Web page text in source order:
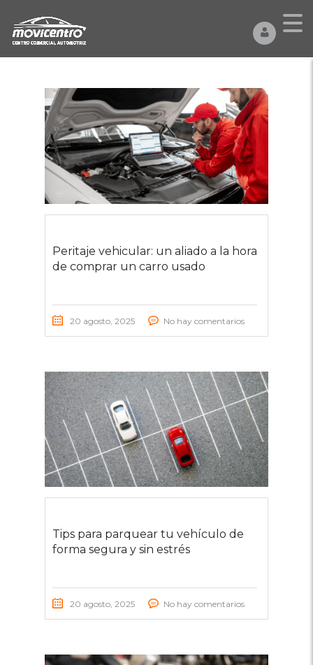
Peritaje vehicular: un aliado a la hora
de comprar un carro usado
20 agosto, 2025 No hay comentarios
Tips para parquear tu vehículo de
forma segura y sin estrés
20 agosto, 2025 No hay comentarios